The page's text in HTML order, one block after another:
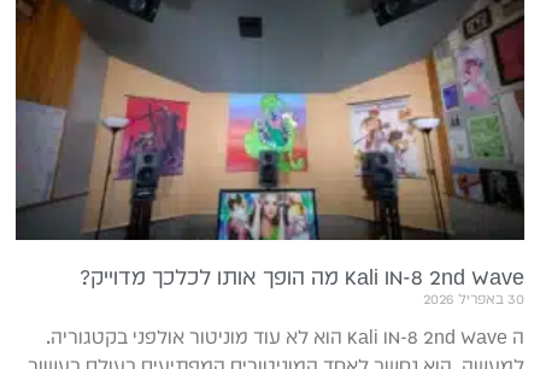
Kali IN-8 2nd Wave מה הופך אותו לכלכך מדוייק?
30 באפריל 2026
ה Kali IN-8 2nd Wave הוא לא עוד מוניטור אולפני בקטגוריה.